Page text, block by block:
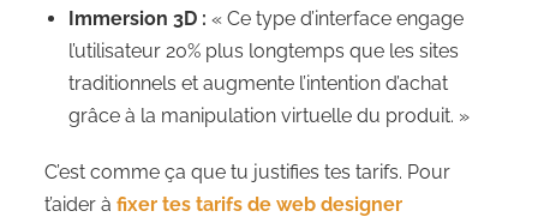
Immersion 3D : « Ce type d’interface engage
l’utilisateur 20% plus longtemps que les sites
traditionnels et augmente l’intention d’achat
grâce à la manipulation virtuelle du produit. »
C’est comme ça que tu justifies tes tarifs. Pour
t’aider àfixer tes tarifs de web designer